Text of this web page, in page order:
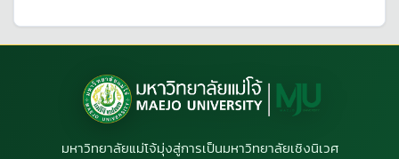
มหาวิทยาลัยแม่โจ้มุ่งสู่การเป็นมหาวิทยาลัยเชิงนิเวศ